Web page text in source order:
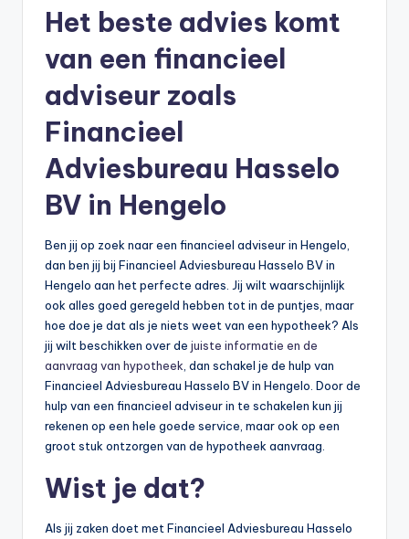
Het beste advies komt
van een financieel
adviseur zoals
Financieel
Adviesbureau Hasselo
BV in Hengelo
Ben jij op zoek naar een financieel adviseur in Hengelo,
dan ben jij bij Financieel Adviesbureau Hasselo BV in
Hengelo aan het perfecte adres. Jij wilt waarschijnlijk
ook alles goed geregeld hebben tot in de puntjes, maar
hoe doe je dat als je niets weet van een hypotheek? Als
jij wilt beschikken over de juiste informatie en de
aanvraag van hypotheek , dan schakel je de hulp van
Financieel Adviesbureau Hasselo BV in Hengelo. Door de
hulp van een financieel adviseur in te schakelen kun jij
rekenen op een hele goede service, maar ook op een
groot stuk ontzorgen van de hypotheek aanvraag.
Wist je dat?
Als jij zaken doet met Financieel Adviesbureau Hasselo